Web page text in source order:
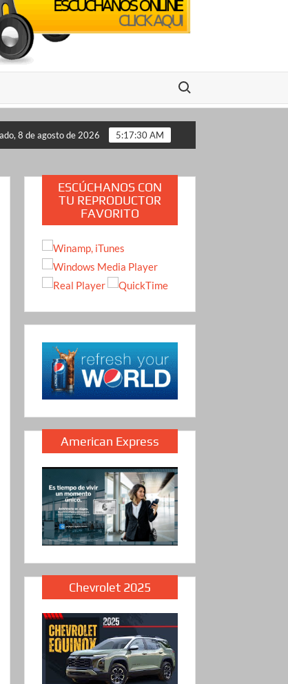
Buscar:
a Estados Unidos Crimen de la influencer
8 de agosto de 2026 5:17:31 AM
ESCÚCHANOS CON
TU REPRODUCTOR
FAVORITO
American Express
Chevrolet 2025